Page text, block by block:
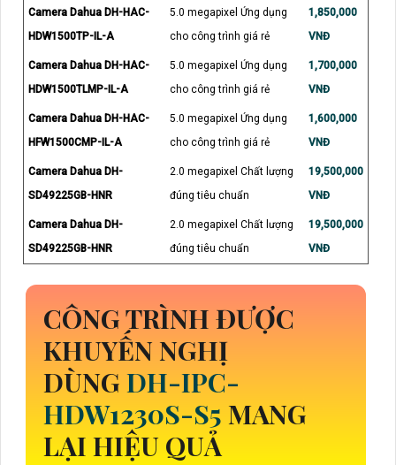
Camera Dahua DH-HAC-
HDW1500TP-IL-A
5.0 megapixel Ứng dụng
cho công trình giá rẻ
1,850,000
VNĐ
Camera Dahua DH-HAC-
HDW1500TLMP-IL-A
5.0 megapixel Ứng dụng
cho công trình giá rẻ
1,700,000
VNĐ
Camera Dahua DH-HAC-
HFW1500CMP-IL-A
5.0 megapixel Ứng dụng
cho công trình giá rẻ
1,600,000
VNĐ
Camera Dahua DH-
SD49225GB-HNR
2.0 megapixel Chất lượng
đúng tiêu chuẩn
19,500,000
VNĐ
Camera Dahua DH-
SD49225GB-HNR
2.0 megapixel Chất lượng
đúng tiêu chuẩn
19,500,000
VNĐ
CÔNG TRÌNH ĐƯỢC
KHUYẾN NGHỊ
DÙNG DH-IPC-
HDW1230S-S5 MANG
LẠI HIỆU QUẢ